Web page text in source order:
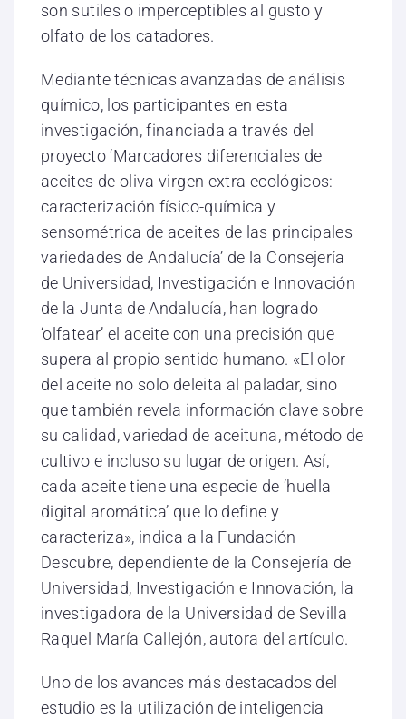
son sutiles o imperceptibles al gusto y
olfato de los catadores.
Mediante técnicas avanzadas de análisis
químico, los participantes en esta
investigación, financiada a través del
proyecto ‘Marcadores diferenciales de
aceites de oliva virgen extra ecológicos:
caracterización físico-química y
sensométrica de aceites de las principales
variedades de Andalucía’ de la Consejería
de Universidad, Investigación e Innovación
de la Junta de Andalucía, han logrado
‘olfatear’ el aceite con una precisión que
supera al propio sentido humano. «El olor
del aceite no solo deleita al paladar, sino
que también revela información clave sobre
su calidad, variedad de aceituna, método de
cultivo e incluso su lugar de origen. Así,
cada aceite tiene una especie de ‘huella
digital aromática’ que lo define y
caracteriza», indica a la Fundación
Descubre, dependiente de la Consejería de
Universidad, Investigación e Innovación, la
investigadora de la Universidad de Sevilla
Raquel María Callejón, autora del artículo.
Uno de los avances más destacados del
estudio es la utilización de inteligencia